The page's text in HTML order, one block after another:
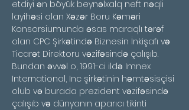
etdiyi ən böyük beynəlxalq neft nəqli
layihəsi olan Xəzər Boru Kəməri
Konsorsiumunda əsas maraqlı tərəf
olan CPC Şirkətində Biznesin İnkişafı və
Ticarət Direktoru vəzifəsində çalışıb.
Bundan əvvəl o, 1991-ci ildə Imnex
International, Inc şirkətinin həmtəsisçisi
olub və burada prezident vəzifəsində
çalışıb və dünyanın aparıcı tikinti